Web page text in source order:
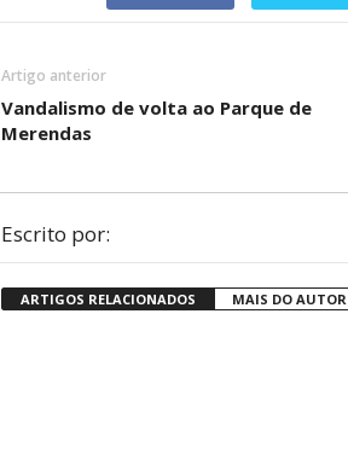
Artigo anterior
Vandalismo de volta ao Parque de
Merendas
Escrito por:
ARTIGOS RELACIONADOS MAIS DO AUTOR